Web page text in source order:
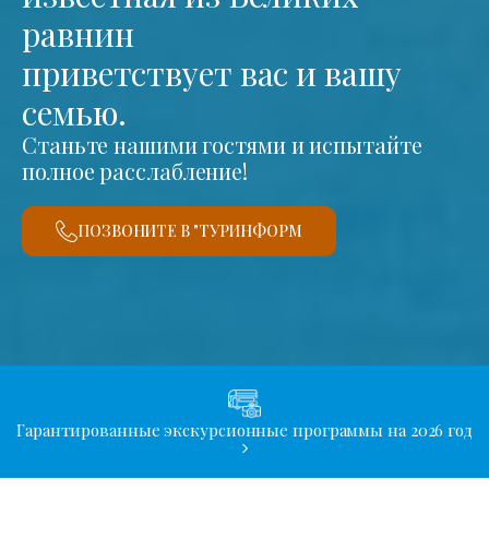
равнин
приветствует вас и вашу
семью.
Станьте нашими гостями и испытайте
полное расслабление!
ПОЗВОНИТЕ В "ТУРИНФОРМ
Гарантированные экскурсионные программы на 2026 год